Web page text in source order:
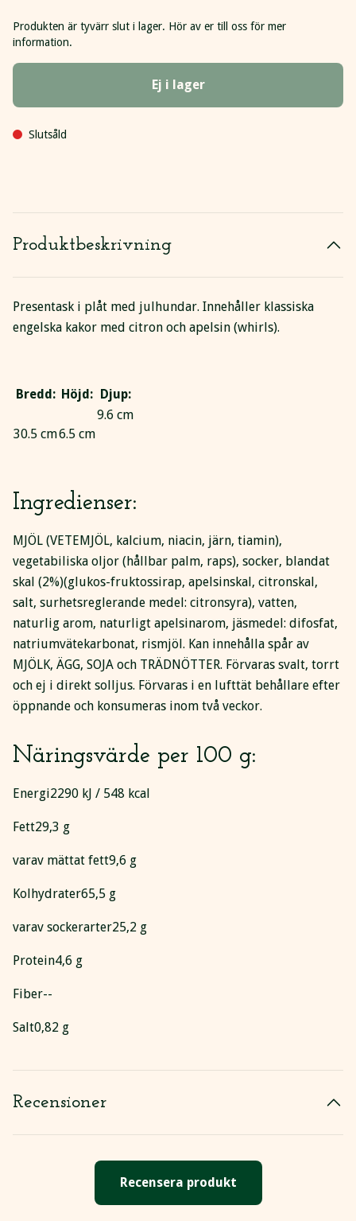
Produkten är tyvärr slut i lager. Hör av er till oss för mer
information.
Ej i lager
Slutsåld
Produktbeskrivning
Presentask i plåt med julhundar. Innehåller klassiska
engelska kakor med citron och apelsin (whirls).
Bredd: Höjd: Djup:
30.5 cm6.5 cm
9.6 cm
Ingredienser:
MJÖL (VETEMJÖL, kalcium, niacin, järn, tiamin),
vegetabiliska oljor (hållbar palm, raps), socker, blandat
skal (2%)(glukos-fruktossirap, apelsinskal, citronskal,
salt, surhetsreglerande medel: citronsyra), vatten,
naturlig arom, naturligt apelsinarom, jäsmedel: difosfat,
natriumvätekarbonat, rismjöl. Kan innehålla spår av
MJÖLK, ÄGG, SOJA och TRÄDNÖTTER. Förvaras svalt, torrt
och ej i direkt solljus. Förvaras i en lufttät behållare efter
öppnande och konsumeras inom två veckor.
Näringsvärde per 100 g:
Energi2290 kJ / 548 kcal
Fett29,3 g
varav mättat fett9,6 g
Kolhydrater65,5 g
varav sockerarter25,2 g
Protein4,6 g
Fiber--
Salt0,82 g
Recensioner
Recensera produkt